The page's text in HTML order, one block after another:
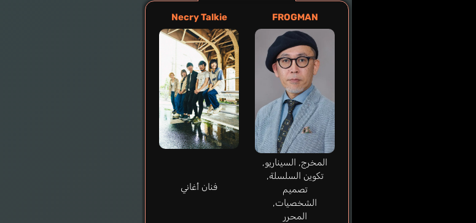
FROGMAN
المخرج, السيناريو,
تكوين السلسلة,
تصميم
الشخصيات,
المحرر
Necry Talkie
فنان أغاني